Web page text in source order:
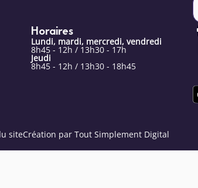
Horaires
Lundi, mardi, mercredi, vendredi
8h45 - 12h / 13h30 - 17h
Jeudi
8h45 - 12h / 13h30 - 18h45
siteCréation par Tout Simplement Digital